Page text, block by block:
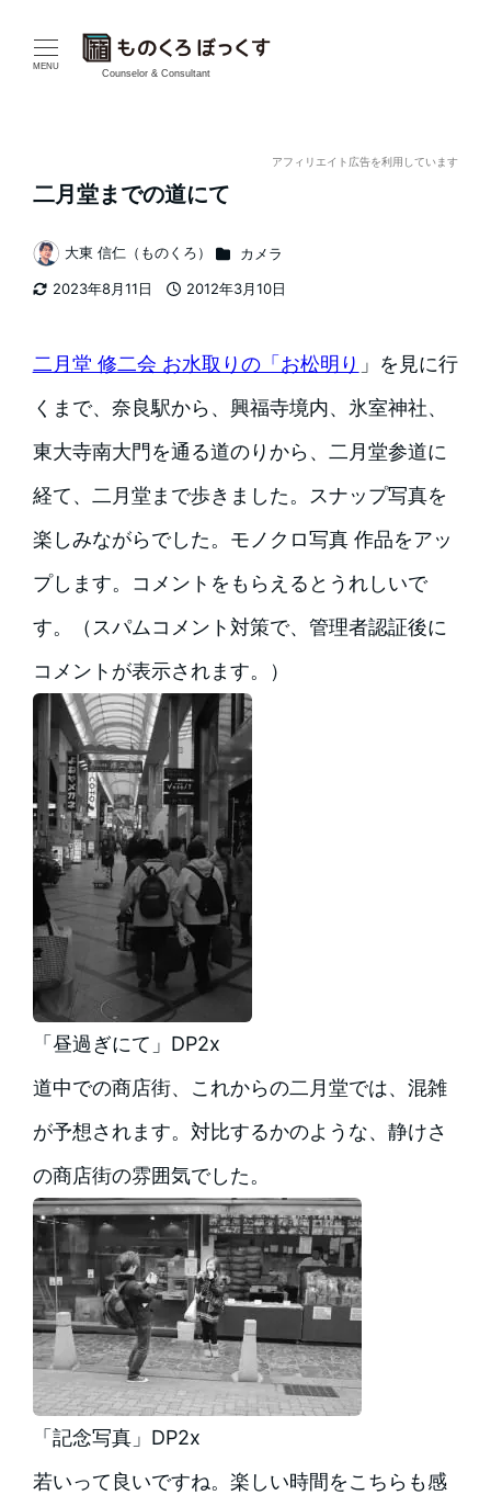
MENU
Counselor & Consultant
アフィリエイト広告を利用しています
二月堂までの道にて
2023年8月11日
2012年3月10日
著
者
大東 信仁（ものくろ） カテゴリー
カメラ
二月堂 修二会 お水取りの「お松明り 」を見に行
くまで、奈良駅から、興福寺境内、氷室神社、
東大寺南大門を通る道のりから、二月堂参道に
経て、二月堂まで歩きました。スナップ写真を
楽しみながらでした。モノクロ写真 作品をアッ
プします。コメントをもらえるとうれしいで
す。（スパムコメント対策で、管理者認証後に
コメントが表示されます。）
「昼過ぎにて」DP2x
道中での商店街、これからの二月堂では、混雑
が予想されます。対比するかのような、静けさ
の商店街の雰囲気でした。
「記念写真」DP2x
若いって良いですね。楽しい時間をこちらも感